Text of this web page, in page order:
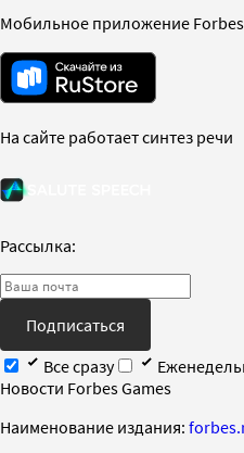
Мобильное приложение
На сайте работает синтез речи
Рассылка:
Подписаться
Все сразу
Новости Forbes Games
Наименование издания: